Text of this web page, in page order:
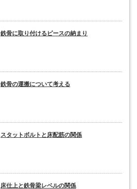
鉄骨に取り付けるピースの納まり
鉄骨の運搬について考える
スタットボルトと床配筋の関係
床仕上と鉄骨梁レベルの関係